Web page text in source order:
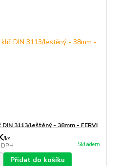
3113/leštěný - 38mm - FERVI
/ks
Skladem
Přidat do košíku